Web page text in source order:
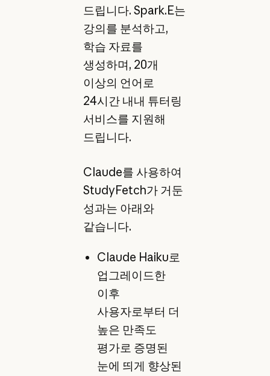
드립니다. Spark.E는
강의를 분석하고,
학습 자료를
생성하며, 20개
이상의 언어로
24시간 내내 튜터링
서비스를 지원해
드립니다.
Claude를 사용하여
StudyFetch가 거둔
성과는 아래와
같습니다.
Claude Haiku로
업그레이드한
이후
사용자로부터 더
높은 만족도
평가로 증명된
눈에 띄게 향상된